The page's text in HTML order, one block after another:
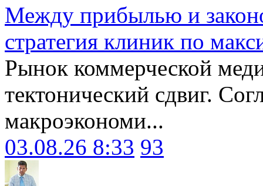
Между прибылью и
стратегия клиник по
Рынок коммерческой
тектонический сдвиг.
макроэкономи...
03.08.26 8:33 93